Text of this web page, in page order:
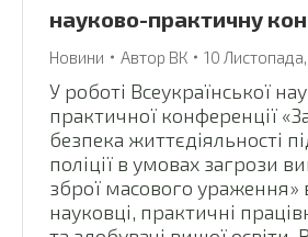
науково-практичну
Новини Автор ВК 10
У роботі Всеукраїнської
практичної конференції
безпека життєдіяльності
поліції в умовах загрози
зброї масового ураження»
науковці, практичні